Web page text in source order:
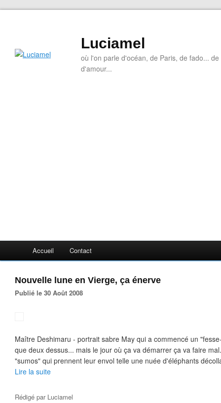
Luciamel
où l'on parle d'océan, de Paris, de fado...
d'amour...
Accueil Contact
Nouvelle lune en Vierge, ça énerve
Publié le 30 Août 2008
Maître Deshimaru - portrait sabre May qui a commencé un
que deux dessus... mais le jour où ça va démarrer ça va faire
"sumos" qui prennent leur envol telle une nuée d'éléphants
Lire la suite
Rédigé par Luciamel